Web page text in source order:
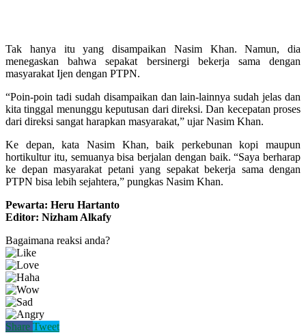
Tak hanya itu yang disampaikan Nasim Khan. Namun, dia
menegaskan bahwa sepakat bersinergi bekerja sama dengan
masyarakat Ijen dengan PTPN.
“Poin-poin tadi sudah disampaikan dan lain-lainnya sudah jelas dan
kita tinggal menunggu keputusan dari direksi. Dan kecepatan proses
dari direksi sangat harapkan masyarakat,” ujar Nasim Khan.
Ke depan, kata Nasim Khan, baik perkebunan kopi maupun
hortikultur itu, semuanya bisa berjalan dengan baik. “Saya berharap
ke depan masyarakat petani yang sepakat bekerja sama dengan
PTPN bisa lebih sejahtera,” pungkas Nasim Khan.
Pewarta: Heru Hartanto
Editor: Nizham Alkafy
Bagaimana reaksi anda?
Share Tweet